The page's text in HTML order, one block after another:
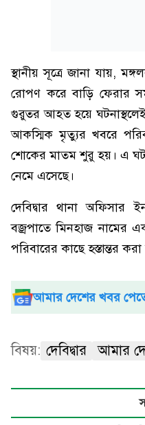
স্থানীয় সূত্রে জানা যায়,
রোপণ করে বাড়ি ফেরার
গুরুতর আহত হয়ে
আকস্মিক মৃত্যুর খবরে
শোকের মাতম শুরু হয়। এ
নেমে এসেছে।
দেবিদ্বার থানা অফিসার
বজ্রপাতে মিনহাজ নামের
পরিবারের কাছে হস্তান্তর
আমার দেশের খবর
বিষয়: দেবিদ্বার আমার